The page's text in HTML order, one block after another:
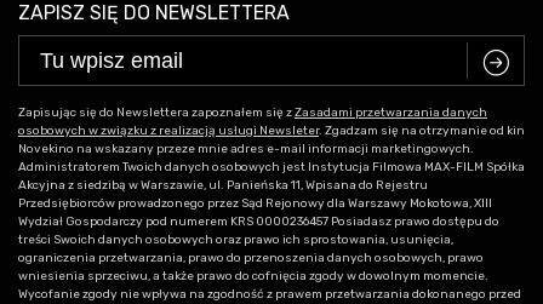
ZAPISZ SIĘ DO NEWSLETTERA
C
Zapisując się do Newslettera zapoznałem się zZasadami przetwarzania danych
osobowych w związku z realizacją usługi Newsleter. Zgadzam się na otrzymanie od kin
Novekino na wskazany przeze mnie adres e-mail informacji marketingowych.
Administratorem Twoich danych osobowych jest Instytucja Filmowa MAX-FILM Spółka
Akcyjna z siedzibą w Warszawie, ul. Panieńska 11, Wpisana do Rejestru
Przedsiębiorców prowadzonego przez Sąd Rejonowy dla Warszawy Mokotowa, XIII
Wydział Gospodarczy pod numerem KRS 0000236457 Posiadasz prawo dostępu do
treści Swoich danych osobowych oraz prawo ich sprostowania, usunięcia,
ograniczenia przetwarzania, prawo do przenoszenia danych osobowych, prawo
wniesienia sprzeciwu, a także prawo do cofnięcia zgody w dowolnym momencie.
Wycofanie zgody nie wpływa na zgodność z prawem przetwarzania dokonanego przed